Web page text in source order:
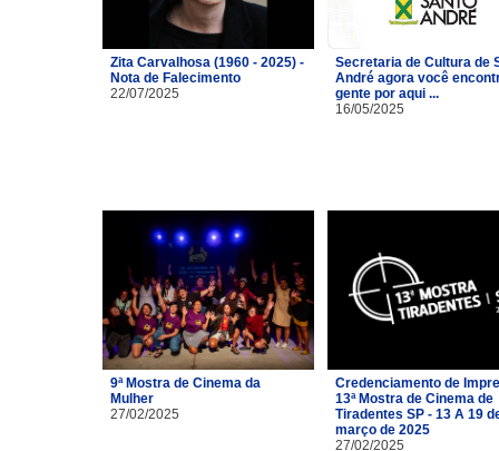
Zita Carvalhosa (1960 - 2025) -
Nota de Falecimento
22/07/2025
Secretaria de Cultura de
André agora você
gente por aqui ...
16/05/2025
9ª Mostra de Cinema da
Mulher
27/02/2025
Credenciamento de
13ª Mostra de Cinema de
Tiradentes SP - 13 A 19
março de 2025
27/02/2025